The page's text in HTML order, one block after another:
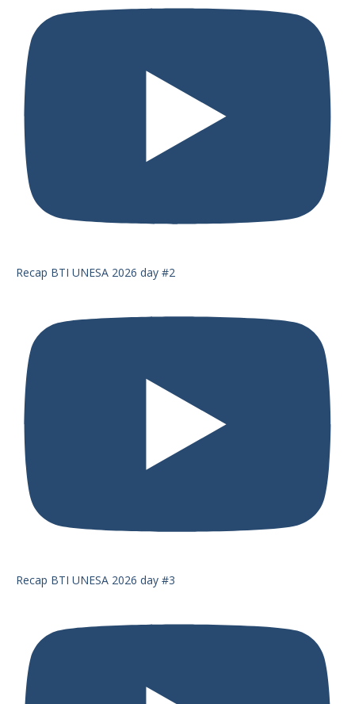
Recap BTI UNESA 2026 day #2
Recap BTI UNESA 2026 day #3